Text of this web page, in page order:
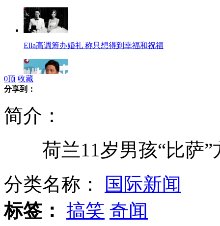
Ella高调筹办婚礼 称只想得到幸福和祝福
路遇险情 “抡锤哥”热心救人
0顶 收藏
分享到：
简介：
荷兰11岁男孩“比萨”
分类名称：
国际新闻
标签： 搞笑 奇闻